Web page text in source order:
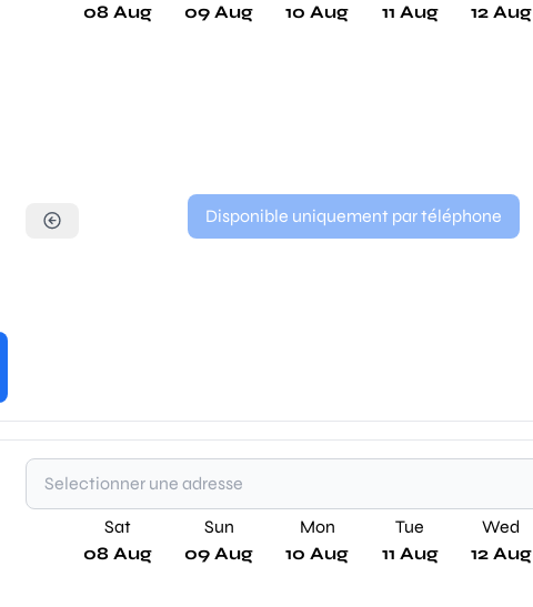
08 Aug
09 Aug
10 Aug
11 Aug
12 Aug
Disponible uniquement par téléphone
Sat
08 Aug
Sun
09 Aug
Mon
10 Aug
Tue
11 Aug
Wed
12 Aug